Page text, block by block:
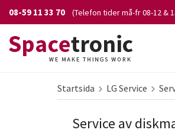
08-59 11 33 70 (Telefon tider må-fr 08-12 &
Startsida LG Service
Service av